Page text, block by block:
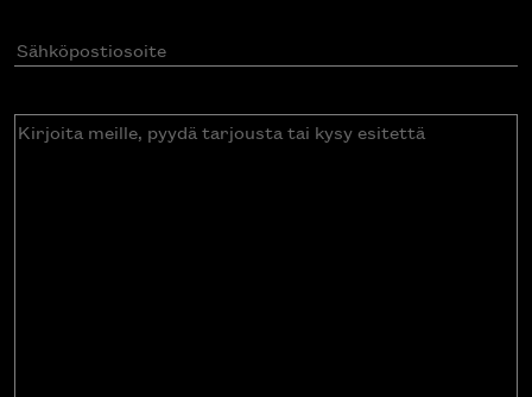
Sähköpostiosoite(Pakollinen)
Kirjoita